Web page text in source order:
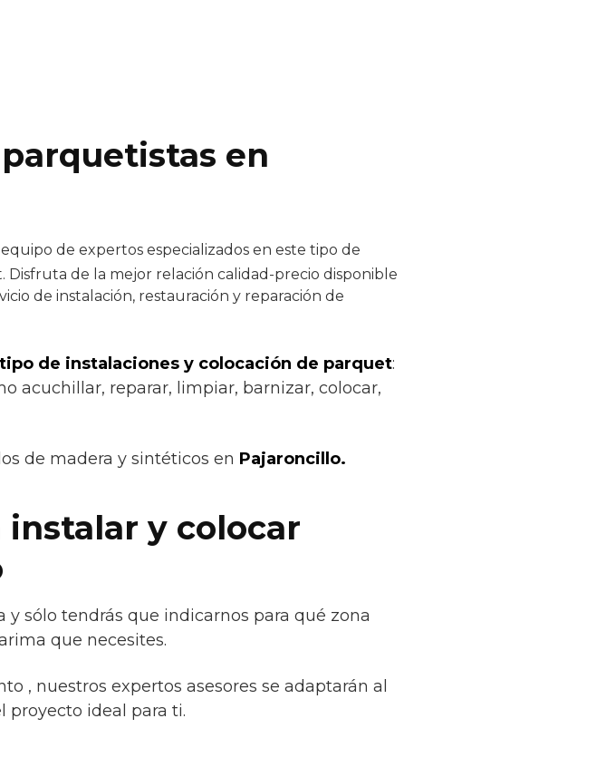
en
de expertos especializados en este tipo de
de la mejor relación calidad-precio disponible
de instalación, restauración y reparación de
de instalaciones y colocación de parquet:
acuchillar, reparar, limpiar, barnizar, colocar,
de madera y sintéticos en Pajaroncillo.
instalar y colocar
sólo tendrás que indicarnos para qué zona
que necesites.
, nuestros expertos asesores se adaptarán al
proyecto ideal para ti.